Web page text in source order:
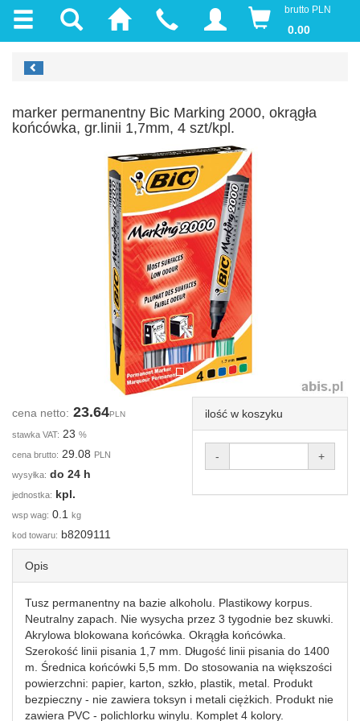
brutto PLN
0.00
marker permanentny Bic Marking 2000, okrągła
końcówka, gr.linii 1,7mm, 4 szt/kpl.
cena netto: 23.64PLN
stawka VAT: 23 %
cena brutto: 29.08 PLN
wysyłka: do 24 h
jednostka: kpl.
wsp wag: 0.1 kg
kod towaru: b8209111
ilość w koszyku
- +
Opis
Tusz permanentny na bazie alkoholu. Plastikowy korpus.
Neutralny zapach. Nie wysycha przez 3 tygodnie bez skuwki.
Akrylowa blokowana końcówka. Okrągła końcówka.
Szerokość linii pisania 1,7 mm. Długość linii pisania do 1400
m. Średnica końcówki 5,5 mm. Do stosowania na większości
powierzchni: papier, karton, szkło, plastik, metal. Produkt
bezpieczny - nie zawiera toksyn i metali ciężkich. Produkt nie
zawiera PVC - polichlorku winylu. Komplet 4 kolory.